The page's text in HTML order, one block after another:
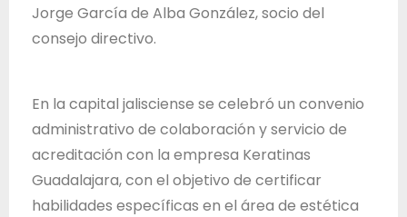
Jorge García de Alba González, socio del
consejo directivo.
En la capital jalisciense se celebró un convenio
administrativo de colaboración y servicio de
acreditación con la empresa Keratinas
Guadalajara, con el objetivo de certificar
habilidades específicas en el área de estética